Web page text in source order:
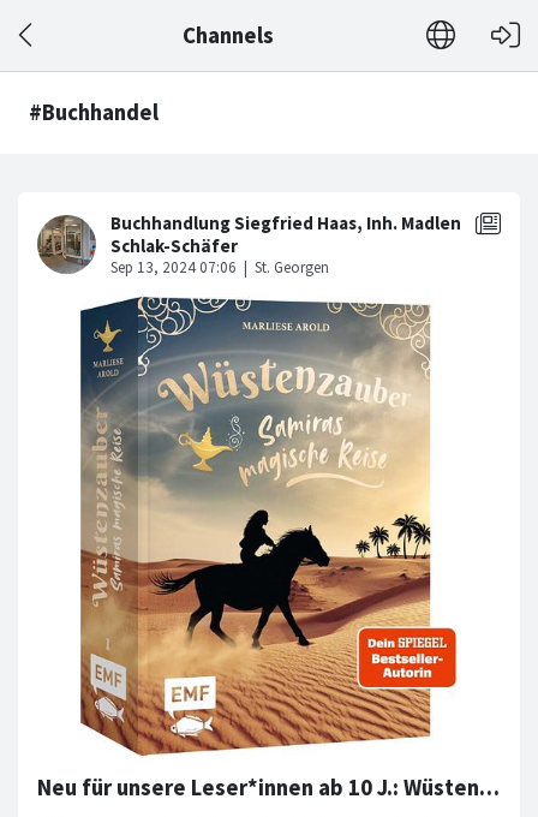
Channels
#Buchhandel
Neu für unsere Leser*innen ab 10 J.: Wüstenzauber. Samiras magische Reise.